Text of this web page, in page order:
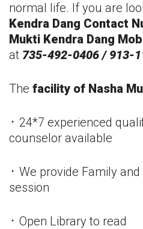
normal life. If you are
Kendra Dang Contact
Mukti Kendra Dang
at 735-492-0406 / 913-
The facility of Nasha
᛫ 24*7 experienced
counselor available
᛫ We provide Family
session
᛫ Open Library to read